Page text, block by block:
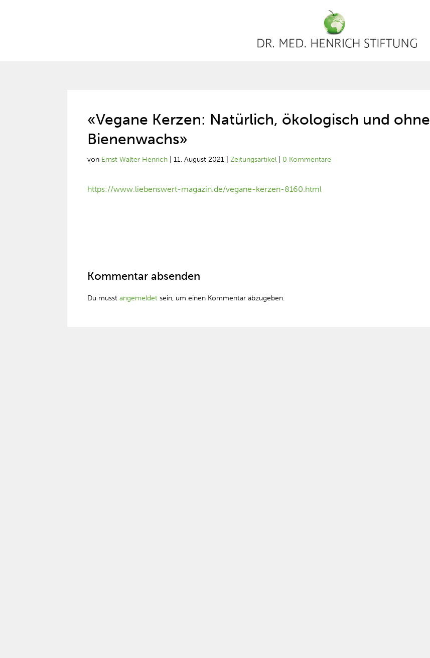
«Vegane Kerzen: Natürlich, ökologisch und ohne
Bienenwachs»
von Ernst Walter Henrich |11. August 2021 |Zeitungsartikel 0 Kommentare
https://www.liebenswert-magazin.de/vegane-kerzen-8160.html
Kommentar absenden
Du musstangemeldet sein, um einen Kommentar abzugeben.